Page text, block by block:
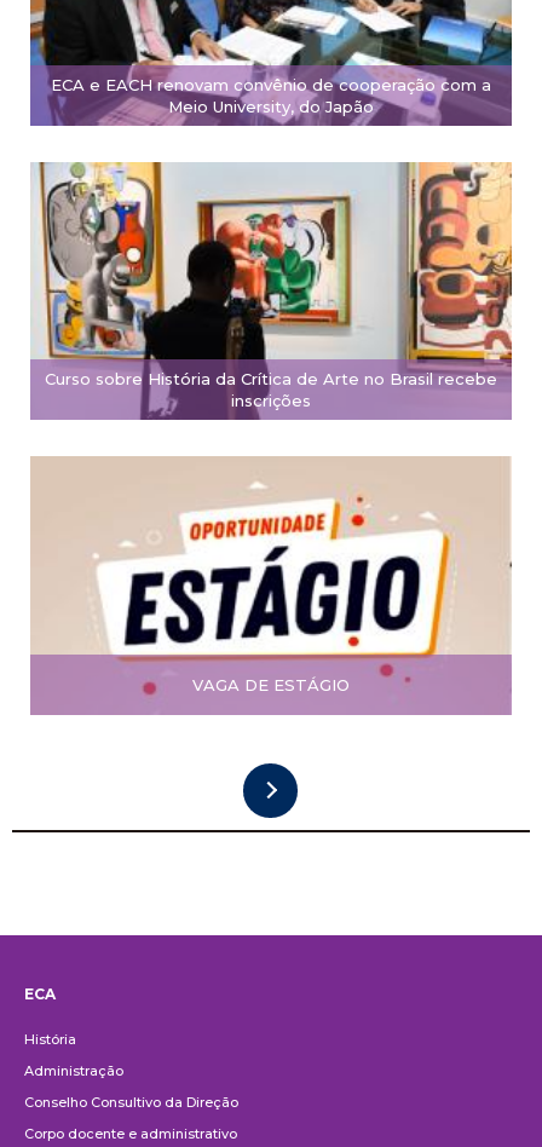
ECA e EACH renovam convênio de cooperação com a
Meio University, do Japão
Curso sobre História da Crítica de Arte no Brasil recebe
inscrições
VAGA DE ESTÁGIO
ECA
História
Administração
Conselho Consultivo da Direção
Corpo docente e administrativo